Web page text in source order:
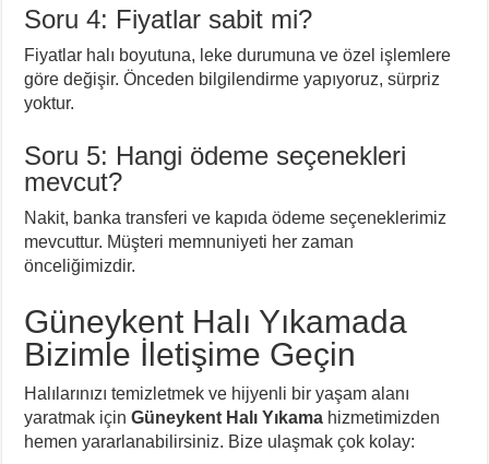
Soru 4: Fiyatlar sabit mi?
Fiyatlar halı boyutuna, leke durumuna ve özel işlemlere
göre değişir. Önceden bilgilendirme yapıyoruz, sürpriz
yoktur.
Soru 5: Hangi ödeme seçenekleri
mevcut?
Nakit, banka transferi ve kapıda ödeme seçeneklerimiz
mevcuttur. Müşteri memnuniyeti her zaman
önceliğimizdir.
Güneykent Halı Yıkamada
Bizimle İletişime Geçin
Halılarınızı temizletmek ve hijyenli bir yaşam alanı
yaratmak içinGüneykent Halı Yıkama hizmetimizden
hemen yararlanabilirsiniz. Bize ulaşmak çok kolay: